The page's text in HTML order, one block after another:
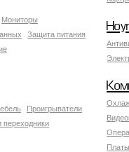
Мониторы
Защита питания
Проигрыватели
переходники